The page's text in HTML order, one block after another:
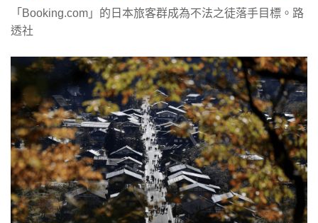
「Booking.com」的日本旅客群成為不法之徒落手目標。路
透社